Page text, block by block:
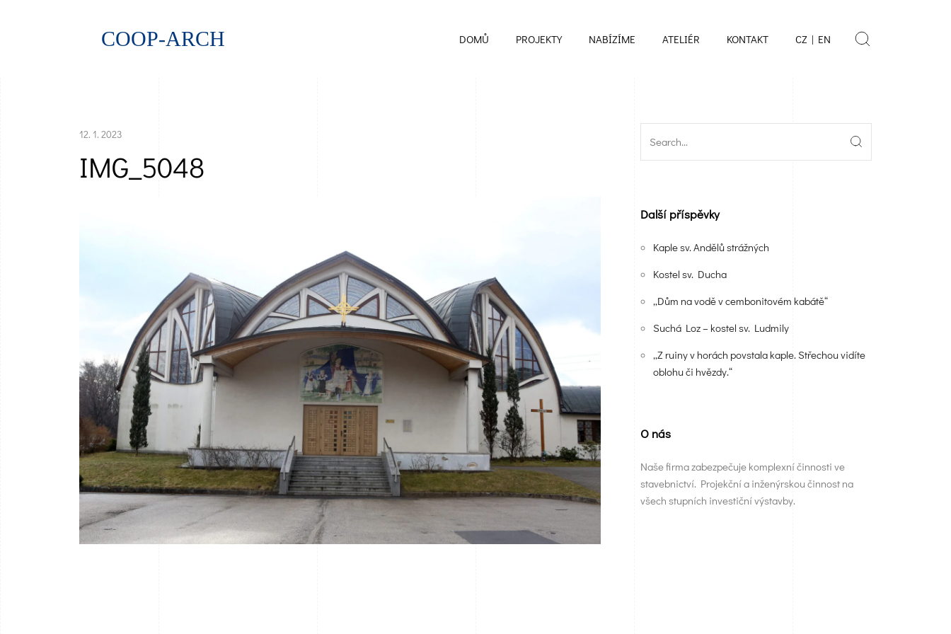
COOP-ARCH DOMŮ PROJEKTY NABÍZÍME ATELIÉR KONTAKT CZ | EN
12. 1. 2023
IMG_5048
Další příspěvky
Kaple sv. Andělů strážných
Kostel sv. Ducha
„Dům na vodě v cembonitovém kabátě“
Suchá Loz – kostel sv. Ludmily
„Z ruiny v horách povstala kaple. Střechou vidíte
oblohu či hvězdy.“
O nás
Naše firma zabezpečuje komplexní činnosti ve
stavebnictví. Projekční a inženýrskou činnost na
všech stupních investiční výstavby.